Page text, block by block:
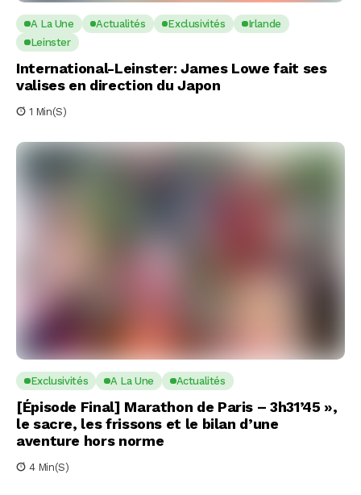
A La Une Actualités Exclusivités
Irlande
Leinster
International-Leinster: James Lowe fait ses
valises en direction du Japon
1 Min(s)
Exclusivités A La Une Actualités
[Épisode Final] Marathon de Paris – 3h31’45 »,
le sacre, les frissons et le bilan d’une
aventure hors norme
4 Min(s)